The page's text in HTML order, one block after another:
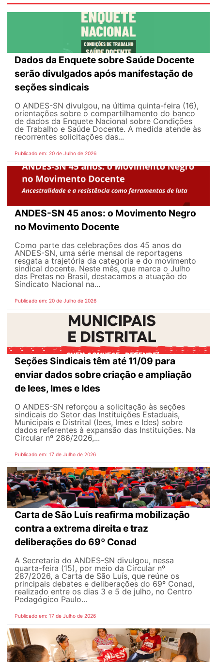
Dados da Enquete sobre Saúde Docente
serão divulgados após manifestação de
seções sindicais
O ANDES-SN divulgou, na última quinta-feira (16),
orientações sobre o compartilhamento do banco
de dados da Enquete Nacional sobre Condições
de Trabalho e Saúde Docente. A medida atende às
recorrentes solicitações das...
Publicado em: 20 de Julho de 2026
ANDES-SN 45 anos: o Movimento Negro
no Movimento Docente
Como parte das celebrações dos 45 anos do
ANDES-SN, uma série mensal de reportagens
resgata a trajetória da categoria e do movimento
sindical docente. Neste mês, que marca o Julho
das Pretas no Brasil, destacamos a atuação do
Sindicato Nacional na...
Publicado em: 20 de Julho de 2026
Seções Sindicais têm até 11/09 para
enviar dados sobre criação e ampliação
de Iees, Imes e Ides
O ANDES-SN reforçou a solicitação às seções
sindicais do Setor das Instituições Estaduais,
Municipais e Distrital (Iees, Imes e Ides) sobre
dados referentes à expansão das Instituições. Na
Circular nº 286/2026,...
Publicado em: 17 de Julho de 2026
Carta de São Luís reafirma mobilização
contra a extrema direita e traz
deliberações do 69º Conad
A Secretaria do ANDES-SN divulgou, nessa
quarta-feira (15), por meio da Circular nº
287/2026, a Carta de São Luís, que reúne os
principais debates e deliberações do 69º Conad,
realizado entre os dias 3 e 5 de julho, no Centro
Pedagógico Paulo...
Publicado em: 17 de Julho de 2026